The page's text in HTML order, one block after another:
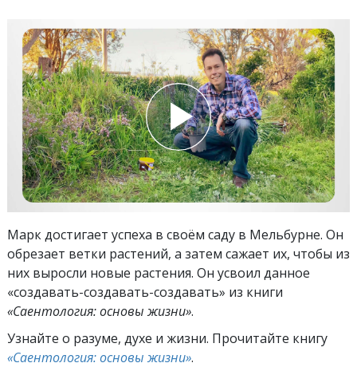
Марк достигает успеха в своём саду в Мельбурне. Он
обрезает ветки растений, а затем сажает их, чтобы из
них выросли новые растения. Он усвоил данное
«создавать-создавать-создавать» из книги
«Саентология: основы жизни».
Узнайте о разуме, духе и жизни. Прочитайте книгу
«Саентология: основы жизни».